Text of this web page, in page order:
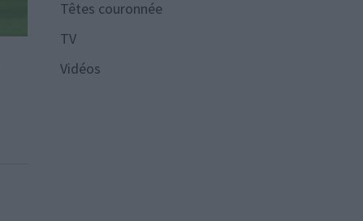
Têtes couronnée
TV
Vidéos